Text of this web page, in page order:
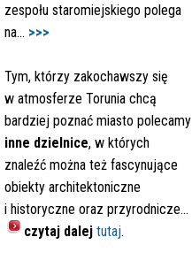
zespołu staromiejskiego polega
na... >>>
Tym, którzy zakochawszy się
w atmosferze Torunia chcą
bardziej poznać miasto polecamy
inne dzielnice, w których
znaleźć można też fascynujące
obiekty architektoniczne
i historyczne oraz przyrodnicze...
czytaj dalej tutaj.